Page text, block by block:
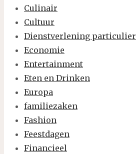
Culinair
Cultuur
Dienstverlening particulier
Economie
Entertainment
Eten en Drinken
Europa
familiezaken
Fashion
Feestdagen
Financieel